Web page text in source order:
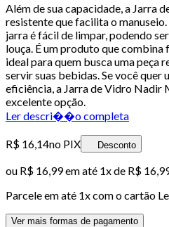
Além de sua capacidade, a Jarra
resistente que facilita o
jarra é fácil de limpar, podendo
louça. É um produto que
ideal para quem busca uma peça
servir suas bebidas. Se você quer
eficiência, a Jarra de Vidro Nadir
excelente opção.
Ler descri��o completa
R$ 16,14no PIX Desconto
ou R$ 16,99em até 1x de R$
Parcele em até 1x com o cartão
Ver mais formas de pagamento